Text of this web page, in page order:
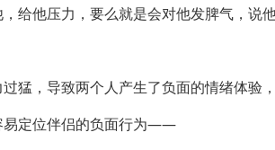
给他压力，要么就是会对他发脾气，说
猛，导致两个人产生了负面的情绪体验，
易定位伴侣的负面行为——